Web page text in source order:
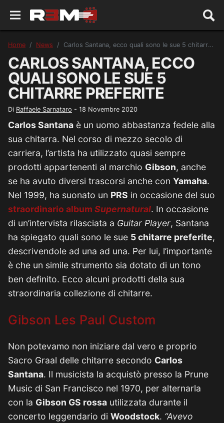
Home News Carlos Santana, ecco quali sono le sue 5 chitarre preferite
CARLOS SANTANA, ECCO
QUALI SONO LE SUE 5
CHITARRE PREFERITE
Di Raffaele Sarnataro - 18 Novembre 2020
Carlos Santana è un uomo abbastanza fedele alla
sua chitarra. Nel corso di mezzo secolo di
carriera, l’artista ha utilizzato quasi sempre
prodotti appartenenti al marchio Gibson, anche
se ha avuto diversi trascorsi anche con Yamaha.
Nel 1999, ha suonato un PRS in occasione del suo
straordinario album Supernatural. In occasione
di un’intervista rilasciata a Guitar Player, Santana
ha spiegato quali sono le sue 5 chitarre preferite,
descrivendole ad una ad una. Per lui, l’importante
è che un simile strumento sia dotato di un tono
ben definito. Ecco alcuni prodotti della sua
straordinaria collezione di chitarre.
Gibson Les Paul Custom
Non potevamo non iniziare dal vero e proprio
Sacro Graal delle chitarre secondo Carlos
Santana. Il musicista la acquistò presso la Prune
Music di San Francisco nel 1970, per alternarla
con la Gibson GS rossa utilizzata durante il
concerto leggendario di Woodstock. “Avevo